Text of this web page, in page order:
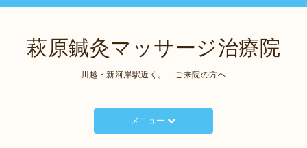
萩原鍼灸マッサージ治療院
川越・新河岸駅近く。 ご来院の方へ
メニュー